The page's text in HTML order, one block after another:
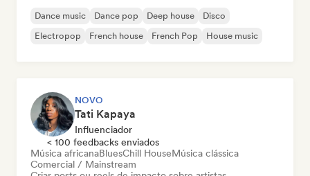
Dance music Dance pop Deep house
Disco
Electropop
French house French Pop House music
NOVO
Tati Kapaya
Influenciador
< 100 feedbacks enviados
Música africanaBluesChill HouseMúsica clássica
Comercial / Mainstream